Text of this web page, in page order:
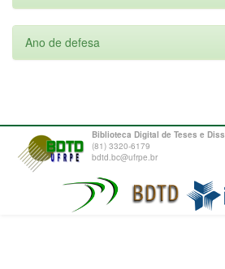
Ano de defesa
Biblioteca Digital de Teses e
(81) 3320-6179
bdtd.bc@ufrpe.br